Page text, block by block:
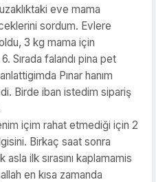
eve mama
sordum. Evlere
3 kg mama için
Sırada falandı pina pet
Pınar hanım
Birde iban istedim sipariş
içim rahat etmediği için 2
Birkaç saat sonra
ilk sırasını kaplamamis
en kısa zamanda